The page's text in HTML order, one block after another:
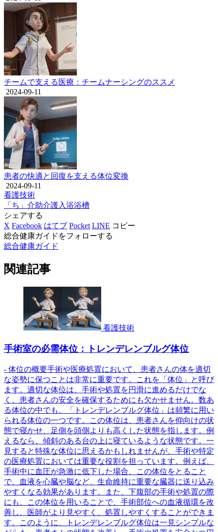
チームで支える医療：チームナーシングのススメ
2024-09-11
患者の快適と回復を支える体位変換
2024-09-11
看護技術
「ち」 介助介護入浴浴槽
シェアする
X Facebook はてブ Pocket LINE コピー
総合健康ガイドをフォローする
総合健康ガイド
関連記事
看護技術
手術室の必需体位：トレンデレンブルグ体位
- 体位の概要手術や医療処置において、患者さんの体を適切
な姿勢に保つことは非常に重要です。これを「体位」と呼び
ます。適切な体位は、手術や処置を円滑に進めるだけでな
く、患者さんの安全を確保するためにも欠かせません。数あ
る体位の中でも、「トレンデレンブルグ体位」は頻繁に用い
られる体位の一つです。この体位は、患者さんを仰向けの状
態で寝かせ、足側を頭側よりも高くした状態を指します。例
えるなら、傾斜のある台の上に寝ているような状態です。一
見すると特殊な体位に思えるかもしれませんが、手術や特定
の医療処置においては重要な役割を担っています。例えば、
手術中に血圧が急激に低下した場合、この体位をとること
で、血液を心臓や脳など、生命維持に重要な臓器に送り込み
やすくなる効果があります。また、下腹部の手術や処置の際
にも、この体位を用いることで、手術部位への血液循環を改
善し、医師がより見やすく、処置しやすくすることができま
す。このように、トレンデレンブルグ体位は一見シンプルな